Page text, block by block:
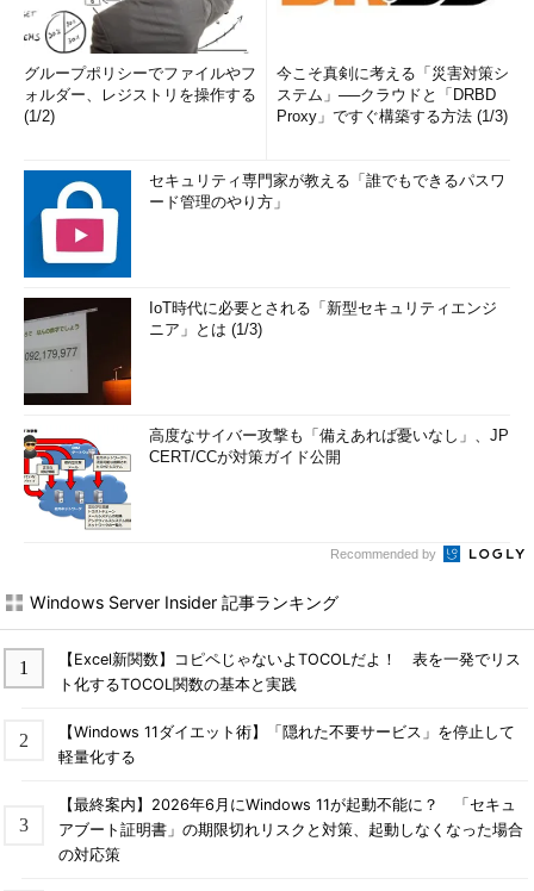
グループポリシーでファイルやフ
ォルダー、レジストリを操作する
(1/2)
今こそ真剣に考える「災害対策シ
ステム」──クラウドと「DRBD
Proxy」ですぐ構築する方法 (1/3)
セキュリティ専門家が教える「誰でもできるパスワ
ード管理のやり方」
IoT時代に必要とされる「新型セキュリティエンジ
ニア」とは (1/3)
高度なサイバー攻撃も「備えあれば憂いなし」、JP
CERT/CCが対策ガイド公開
Recommended by
Windows Server Insider 記事ランキング
【Excel新関数】コピペじゃないよTOCOLだよ！ 表を一発でリス
ト化するTOCOL関数の基本と実践
【Windows 11ダイエット術】「隠れた不要サービス」を停止して
軽量化する
【最終案内】2026年6月にWindows 11が起動不能に？ 「セキュ
アブート証明書」の期限切れリスクと対策、起動しなくなった場合
の対応策